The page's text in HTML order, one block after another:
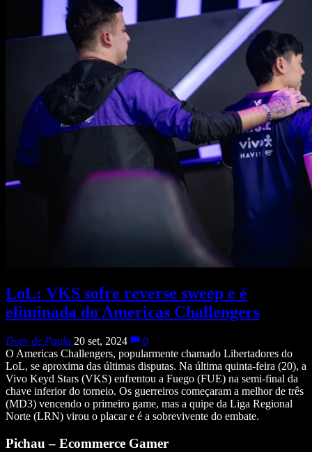
LoL: VKS sofre reverse sweep e é
eliminada do Americas Challengers
Dory de Paula 20 set, 2024
0
O Americas Challengers, popularmente chamado Libertadores do
LoL, se aproxima das últimas disputas. Na última quinta-feira (20), a
Vivo Keyd Stars (VKS) enfrentou a Fuego (FUE) na semi-final da
chave inferior do torneio. Os guerreiros começaram a melhor de três
(MD3) vencendo o primeiro game, mas a quipe da Liga Regional
Norte (LRN) virou o placar e é a sobrevivente do embate.
Pichau – Ecommerce Gamer